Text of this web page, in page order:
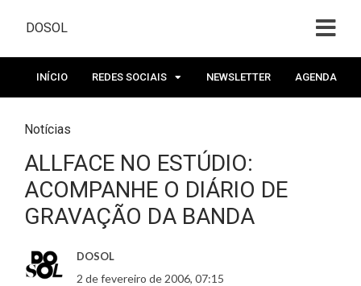
DOSOL
INÍCIO REDES SOCIAIS NEWSLETTER AGENDA
Notícias
ALLFACE NO ESTÚDIO:
ACOMPANHE O DIÁRIO DE
GRAVAÇÃO DA BANDA
DOSOL
2 de fevereiro de 2006, 07:15